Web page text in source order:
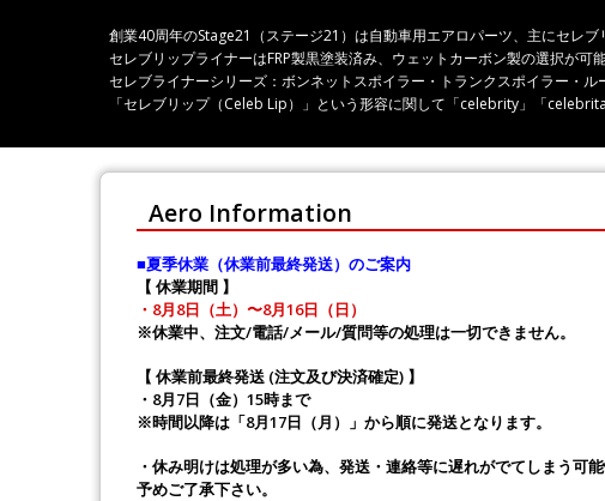
創業40周年のStage21（ステージ21）は自動車用エアロパーツ、主にセレ
セレブリップライナーはFRP製黒塗装済み、ウェットカーボン製の選択が可
セレブライナーシリーズ：ボンネットスポイラー・トランクスポイラー・ル
「セレブリップ（Celeb Lip）」という形容に関して「celebrity」「
Aero Information
■夏季休業（休業前最終発送）のご案内
【 休業期間 】
・8月8日（土）〜8月16日（日）
※休業中、注文/電話/メール/質問等の処理は一切できません。
【 休業前最終発送 (注文及び決済確定) 】
・8月7日（金）15時まで
※時間以降は「8月17日（月）」から順に発送となります。
・休み明けは処理が多い為、発送・連絡等に遅れがでてしまう可能
予めご了承下さい。